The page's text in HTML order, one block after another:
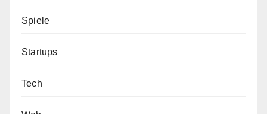
Spiele
Startups
Tech